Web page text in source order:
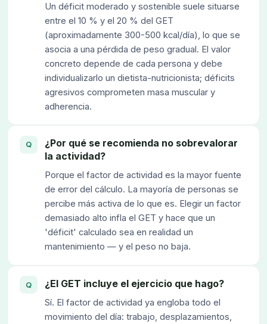
Un déficit moderado y sostenible suele situarse
entre el 10 % y el 20 % del GET
(aproximadamente 300-500 kcal/día), lo que se
asocia a una pérdida de peso gradual. El valor
concreto depende de cada persona y debe
individualizarlo un dietista-nutricionista; déficits
agresivos comprometen masa muscular y
adherencia.
¿Por qué se recomienda no sobrevalorar
la actividad?
Porque el factor de actividad es la mayor fuente
de error del cálculo. La mayoría de personas se
percibe más activa de lo que es. Elegir un factor
demasiado alto infla el GET y hace que un
'déficit' calculado sea en realidad un
mantenimiento — y el peso no baja.
¿El GET incluye el ejercicio que hago?
Sí. El factor de actividad ya engloba todo el
movimiento del día: trabajo, desplazamientos,